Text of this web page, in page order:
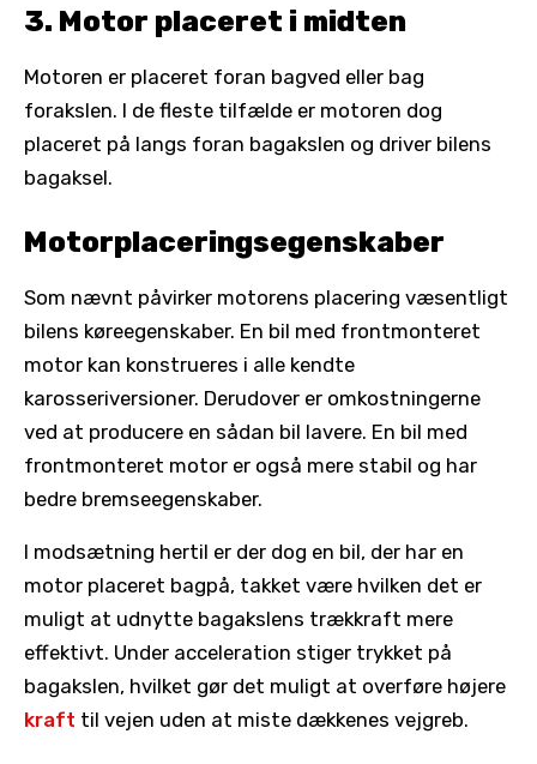
3. Motor placeret i midten
Motoren er placeret foran bagved eller bag
forakslen. I de fleste tilfælde er motoren dog
placeret på langs foran bagakslen og driver bilens
bagaksel.
Motorplaceringsegenskaber
Som nævnt påvirker motorens placering væsentligt
bilens køreegenskaber. En bil med frontmonteret
motor kan konstrueres i alle kendte
karosseriversioner. Derudover er omkostningerne
ved at producere en sådan bil lavere. En bil med
frontmonteret motor er også mere stabil og har
bedre bremseegenskaber.
I modsætning hertil er der dog en bil, der har en
motor placeret bagpå, takket være hvilken det er
muligt at udnytte bagakslens trækkraft mere
effektivt. Under acceleration stiger trykket på
bagakslen, hvilket gør det muligt at overføre højere
kraft til vejen uden at miste dækkenes vejgreb.